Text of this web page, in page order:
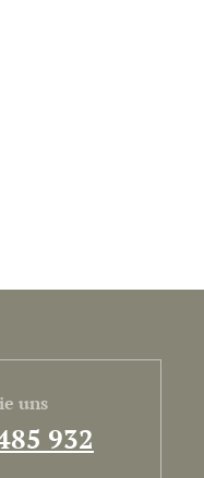
uns
932